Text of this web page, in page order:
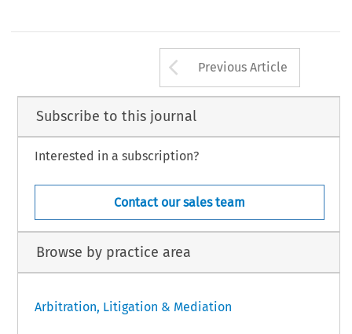
Arrow button
Previous Article
Subscribe to this journal
Interested in a subscription?
Contact our sales team
Browse by practice area
Arbitration, Litigation & Mediation